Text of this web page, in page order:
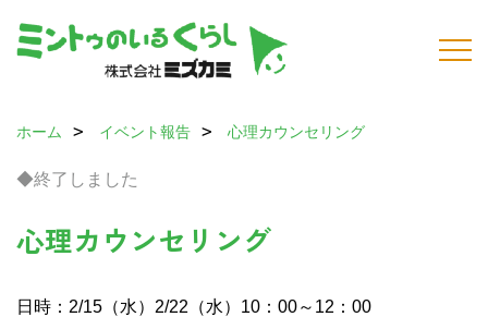
ホーム イベント報告 心理カウンセリング
◆終了しました
心理カウンセリング
日時：2/15（水）2/22（水）10：00～12：00